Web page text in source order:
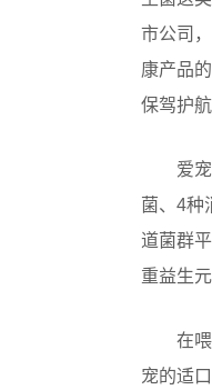
市公司
康产品
保驾护航
爱
菌、4种
道菌群
重益生
在
宠的适